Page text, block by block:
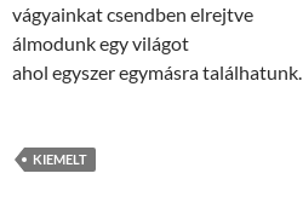
vágyainkat csendben elrejtve
álmodunk egy világot
ahol egyszer egymásra találhatunk.
KIEMELT